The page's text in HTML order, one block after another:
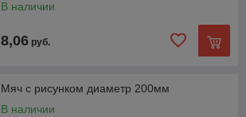
В наличии
8,06 руб.
Мяч с рисунком диаметр 200мм
В наличии